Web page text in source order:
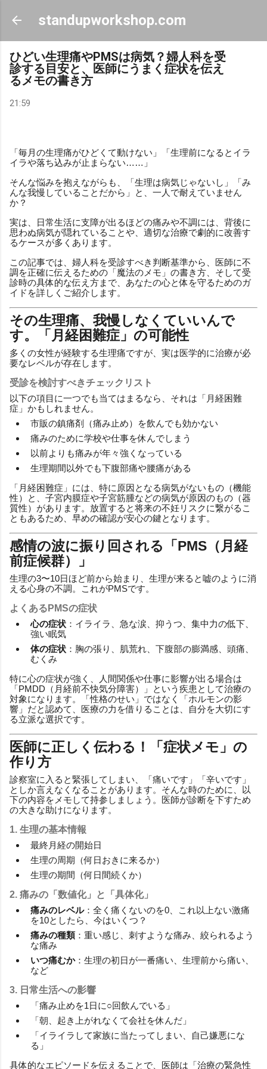
スキップしてメイン コンテンツに移動
standupworkshop.com
ひどい生理痛やPMSは病気？婦人科を受
診する目安と、医師にうまく症状を伝え
るメモの書き方
21:59
「毎月の生理痛がひどくて動けない」「生理前になるとイラ
イラや落ち込みが止まらない……」
そんな悩みを抱えながらも、「生理は病気じゃないし」「み
んな我慢していることだから」と、一人で耐えていません
か？
実は、日常生活に支障が出るほどの痛みや不調には、背後に
思わぬ病気が隠れていることや、適切な治療で劇的に改善す
るケースが多くあります。
この記事では、婦人科を受診すべき判断基準から、医師に不
調を正確に伝えるための「魔法のメモ」の書き方、そして受
診時の具体的な伝え方まで、あなたの心と体を守るためのガ
イドを詳しくご紹介します。
その生理痛、我慢しなくていいんで
す。「月経困難症」の可能性
多くの女性が経験する生理痛ですが、実は医学的に治療が必
要なレベルが存在します。
受診を検討すべきチェックリスト
以下の項目に一つでも当てはまるなら、それは「月経困難
症」かもしれません。
市販の鎮痛剤（痛み止め）を飲んでも効かない
痛みのために学校や仕事を休んでしまう
以前よりも痛みが年々強くなっている
生理期間以外でも下腹部痛や腰痛がある
「月経困難症」には、特に原因となる病気がないもの（機能
性）と、子宮内膜症や子宮筋腫などの病気が原因のもの（器
質性）があります。放置すると将来の不妊リスクに繋がるこ
ともあるため、早めの確認が安心の鍵となります。
感情の波に振り回される「PMS（月経
前症候群）」
生理の3〜10日ほど前から始まり、生理が来ると嘘のように消
える心身の不調。これがPMSです。
よくあるPMSの症状
心の症状 ：イライラ、急な涙、抑うつ、集中力の低下、
強い眠気
体の症状 ：胸の張り、肌荒れ、下腹部の膨満感、頭痛、
むくみ
特に心の症状が強く、人間関係や仕事に影響が出る場合は
「PMDD（月経前不快気分障害）」という疾患として治療の
対象になります。「性格のせい」ではなく「ホルモンの影
響」だと認めて、医療の力を借りることは、自分を大切にす
る立派な選択です。
医師に正しく伝わる！「症状メモ」の
作り方
診察室に入ると緊張してしまい、「痛いです」「辛いです」
としか言えなくなることがあります。そんな時のために、以
下の内容をメモして持参しましょう。医師が診断を下すため
の大きな助けになります。
1. 生理の基本情報
最終月経の開始日
生理の周期（何日おきに来るか）
生理の期間（何日間続くか）
2. 痛みの「数値化」と「具体化」
痛みのレベル：全く痛くないのを0、これ以上ない激痛
を10としたら、今はいくつ？
痛みの種類：重い感じ、刺すような痛み、絞られるよう
な痛み
いつ痛むか：生理の初日が一番痛い、生理前から痛い、
など
3. 日常生活への影響
「痛み止めを1日に○回飲んでいる」
「朝、起き上がれなくて会社を休んだ」
「イライラして家族に当たってしまい、自己嫌悪にな
る」
具体的なエピソードを伝えることで、医師は「治療の緊急性